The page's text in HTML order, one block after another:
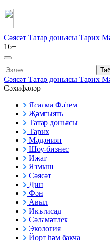
Сәясәт Татар дөньясы Тарих
16+
Сәясәт Татар дөньясы Тарих
Сәхифәләр
Ясалма Фәһем
Җәмгыять
Татар дөньясы
Тарих
Мәдәният
Шоу-бизнес
Иҗат
Язмыш
Сәясәт
Дин
Фән
Авыл
Икътисад
Сәламәтлек
Экология
Йорт һәм бакча